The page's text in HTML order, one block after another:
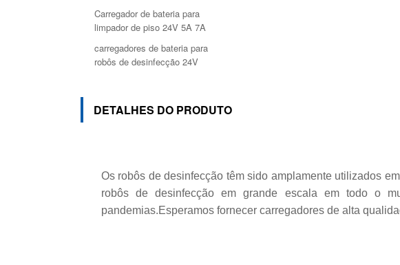
Carregador de bateria para
limpador de piso 24V 5A 7A
carregadores de bateria para
robôs de desinfecção 24V
DETALHES DO PRODUTO
Os robôs de desinfecção têm sido amplamente utilizados
robôs de desinfecção em grande escala em todo o
pandemias.Esperamos fornecer carregadores de alta